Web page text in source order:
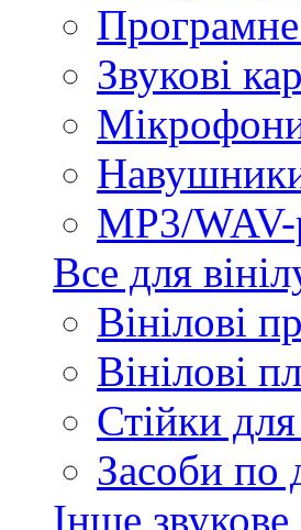
Програмне
Звукові
MP3/
Все для
Вінілові
Вінілові
Стійки для
Засоби по
Інше